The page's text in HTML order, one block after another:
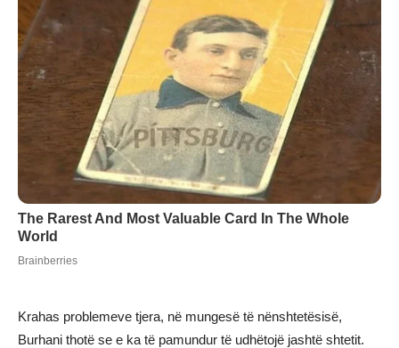
Krahas problemeve tjera, në mungesë të nënshtetësisë,
Burhani thotë se e ka të pamundur të udhëtojë jashtë shtetit.